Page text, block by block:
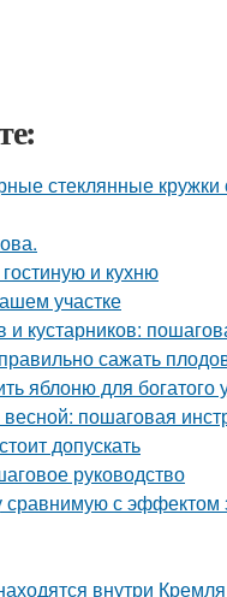
стеклянные
и кухню
участке
кустарников:
сажать
яблоню для богатого
пошаговая
допускать
руководство
с эффектом
внутри Кремля